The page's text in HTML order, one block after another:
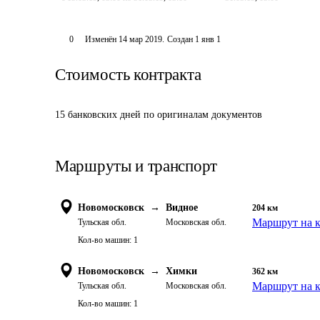
0 Изменён 14 мар 2019. Создан 1 янв 1
Стоимость контракта
15 банковских дней по оригиналам документов
Маршруты и транспорт
Новомосковск →
Тульская обл.
Видное
Московская обл.
204 км
Маршрут на
Кол-во машин: 1
Новомосковск →
Тульская обл.
Химки
Московская обл.
362 км
Маршрут на
Кол-во машин: 1